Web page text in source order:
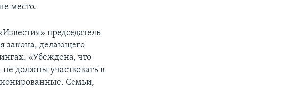
место.
председатель
закона, делающего
«Убеждена, что
должны участвовать в
Семьи,